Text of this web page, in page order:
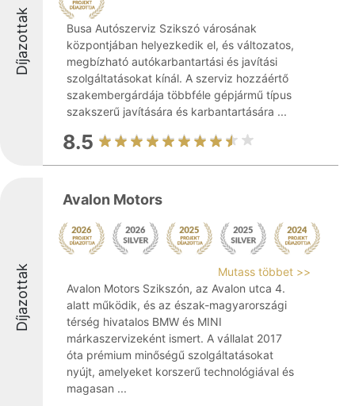
Díjazottak
Busa Autószerviz Szikszó városának
központjában helyezkedik el, és változatos,
megbízható autókarbantartási és javítási
szolgáltatásokat kínál. A szerviz hozzáértő
szakembergárdája többféle gépjármű típus
szakszerű javítására és karbantartására ...
8.5
Díjazottak
Avalon Motors
Mutass többet >>
Avalon Motors Szikszón, az Avalon utca 4.
alatt működik, és az észak-magyarországi
térség hivatalos BMW és MINI
márkaszervizeként ismert. A vállalat 2017
óta prémium minőségű szolgáltatásokat
nyújt, amelyeket korszerű technológiával és
magasan ...